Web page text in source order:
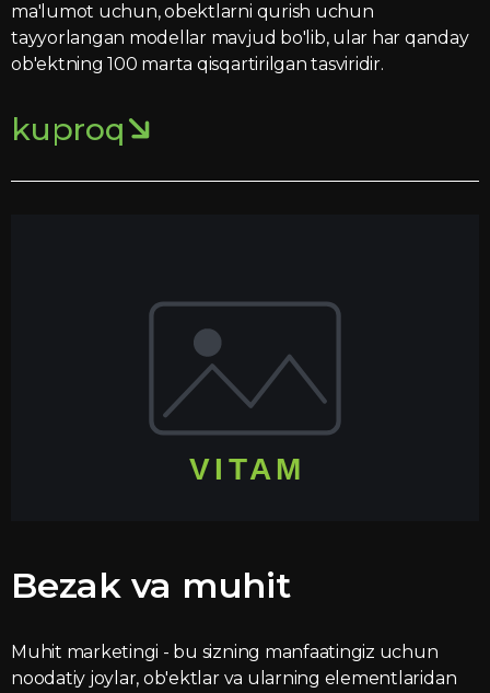
ma'lumot uchun, obektlarni qurish uchun
tayyorlangan modellar mavjud bo'lib, ular har qanday
ob'ektning 100 marta qisqartirilgan tasviridir.
kuproq
Bezak va muhit
Muhit marketingi - bu sizning manfaatingiz uchun
noodatiy joylar, ob'ektlar va ularning elementlaridan